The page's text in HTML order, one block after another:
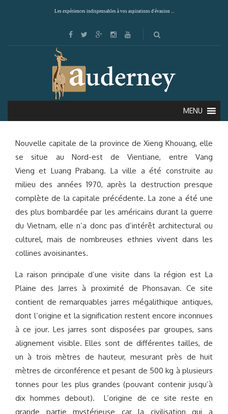
Les expériences indispensables à vos aspirations d'évasion ...
MENU
PHONSAVAN & LA PLAINE DES JARRES
Nouvelle capitale de la province de Xieng Khouang, elle
se situe au Nord-est de Vientiane, entre Vang
Vieng et Luang Prabang. La ville a été construite au
milieu des années 1970, après la destruction presque
complète de la capitale précédente. La zone a été une
des plus bombardée par les américains durant la guerre
du Vietnam, elle n’a donc pas d’intérêt architectural ou
culturel, mais de nombreuses ethnies vivent dans les
collines avoisinantes.
La raison principale d’une visite dans la région est La
Plaine des Jarres à proximité de Phonsavan. Ce site
contient de remarquables jarres mégalithique antiques,
dont l’origine et la signification restent encore inconnues
à ce jour. Les jarres sont disposées par groupes, sans
alignement visible. Elles sont de différentes tailles, de
un à trois mètres de hauteur, mesurant près de huit
mètres de circonférence et pesant de 500 kg à plusieurs
tonnes pour les plus grandes (pouvant contenir jusqu’à
dix hommes debout). L’origine de ce site reste en
grande partie mystérieuse car la civilisation qui a